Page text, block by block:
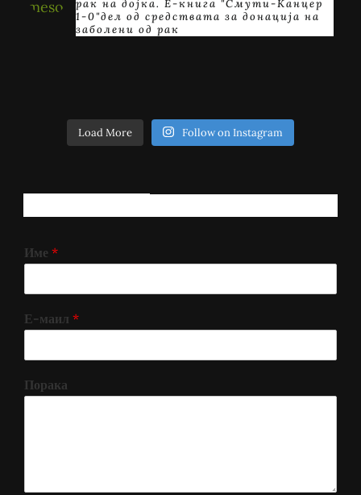
рак на дојка. E-книга "Смути-Канцер
1-0"дел од средствата за донација на
заболени од рак
Load More Follow on Instagram
Име *
Е-маил *
Порака